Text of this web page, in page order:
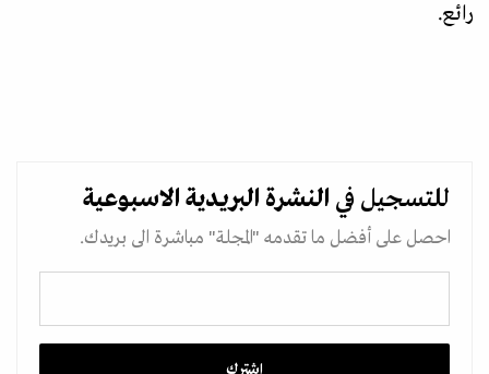
رائع.
للتسجيل في النشرة البريدية الاسبوعية
احصل على أفضل ما تقدمه "المجلة" مباشرة الى بريدك.